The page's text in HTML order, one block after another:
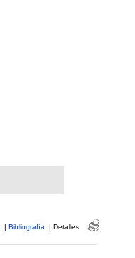
| Bibliografía | Detalles